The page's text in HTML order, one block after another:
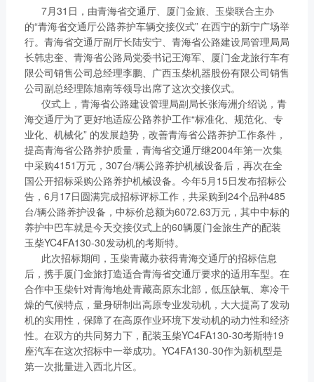
12个商用车系统部/驻外
销售大区、18个通机大
区驻外销售大区、13个
船电驻外营销中心、5个
玉柴芯蓝驻外销售大区、
31个服务与后市场驻外
市场部、6400多家服务
站、6000多家配件销售
网点；在亚洲、美洲、非
洲、欧洲等地设立了21
个销售大区、8个船电驻
外营销中心，490多家服
务代理商，44家船电销
服一体代理商，1500多
个服务网点
了解更多
获取更多帮助
股、参股二级子公司，涉
及发动机制造及其产业
链、物流及供应链服务，
新能源产业及相关服务等
三大产业板块，在广西、
广东、江苏、安徽、湖
北、重庆、辽宁等地均有
产业基地布局。
了解更多
获取更多帮助
联系我们
订购咨询
销售服务热线：
0775-3220350
24小时售后服务热线：
+86 95098
7月31日，由青海省交通厅、厦门金旅、玉柴联合主办
的“青海省交通厅公路养护车辆交接仪式” 在西宁的新宁广场举
行。青海省交通厅副厅长陆安宁、青海省公路建设局管理局局
长韩忠奎、青海省公路局党委书记王海军、厦门金龙旅行车有
限公司销售公司总经理李鹏、广西玉柴机器股份有限公司销售
公司副总经理陈旭南等领导出席了这次交接仪式。
仪式上，青海省公路建设管理局副局长张海洲介绍说，青
海交通厅为了更好地适应公路养护工作“标准化、规范化、专
业化、机械化” 的发展趋势，改善青海省公路养护工作条件，
提高青海省公路养护质量，青海省交通厅继2004年第一次集
中采购4151万元，307台/辆公路养护机械设备后，再次在全
国公开招标采购公路养护机械设备。今年5月15日发布招标公
告，6月17日圆满完成招标评标工作，共采购到24个品种485
台/辆公路养护设备，中标价总额为6072.63万元，其中中标的
养护中巴车就是今天交接仪式上的60辆厦门金旅生产的配装
玉柴YC4FA130-30发动机的考斯特。
此次招标期间，玉柴青藏办获得青海交通厅的招标信息
后，携手厦门金旅打造适合青海省交通厅要求的适用车型。在
合作中玉柴针对青海地处青藏高原东北部，低压缺氧、寒冷干
燥的气候特点，量身研制出高原专业发动机，大大提高了发动
机的实用性，保障了在高原作业环境下发动机的动力性和经济
性。在双方的共同努力下，配装玉柴YC4FA130-30考斯特19
座汽车在这次招标中一举成功。YC4FA130-30作为新机型是
第一次批量进入西北片区。